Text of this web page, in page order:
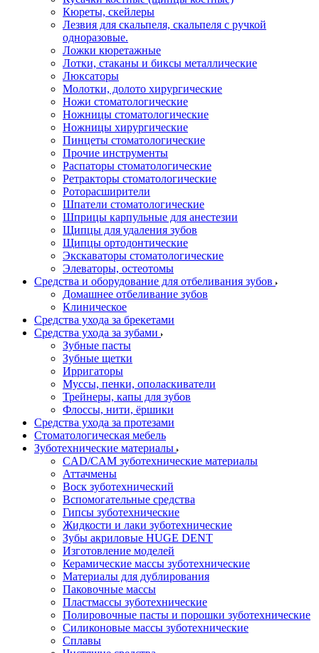
Кюреты, скейлеры
Лезвия для скальпеля, скальпеля с ручкой
одноразовые.
Ложки кюретажные
Лотки, стаканы и биксы металлические
Люксаторы
Молотки, долото хирургические
Ножи стоматологические
Ножницы стоматологические
Ножницы хирургические
Пинцеты стоматологические
Прочие инструменты
Распаторы стоматологические
Ретракторы стоматологические
Роторасширители
Шпатели стоматологические
Шприцы карпульные для анестезии
Щипцы для удаления зубов
Щипцы ортодонтические
Экскаваторы стоматологические
Элеваторы, остеотомы
Средства и оборудование для отбеливания зубов
Домашнее отбеливание зубов
Клиническое
Средства ухода за брекетами
Средства ухода за зубами
Зубные пасты
Зубные щетки
Ирригаторы
Муссы, пенки, ополаскиватели
Трейнеры, капы для зубов
Флоссы, нити, ёршики
Средства ухода за протезами
Стоматологическая мебель
Зуботехнические материалы
CAD/CAM зуботехнические материалы
Аттачмены
Воск зуботехнический
Вспомогательные средства
Гипсы зуботехнические
Жидкости и лаки зуботехнические
Зубы акриловые HUGE DENT
Изготовление моделей
Керамические массы зуботехнические
Материалы для дублирования
Паковочные массы
Пластмассы зуботехнические
Полировочные пасты и порошки зуботехнические
Силиконовые массы зуботехнические
Сплавы